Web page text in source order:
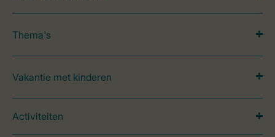
Thema's
Vakantie met kinderen
Activiteiten